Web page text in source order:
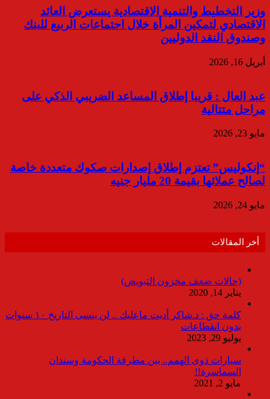
وزير التخطيط والتنمية الاقتصادية يستعرض العائد
الاقتصادي لتمكين المرأة خلال اجتماعات الربيع للبنك
وصندوق النقد الدوليين
أبريل 16, 2026
عبد العال : قريبا إطلاق المساعد الضريبي الذكي على
مراحل متتالية
مايو 23, 2026
“إنكوليس” تعتزم إطلاق إصدارات صكوك متعددة خاصة
لصالح عملائها بقيمة 20 مليار جنيه
مايو 24, 2026
أخر المقالات
(حالات ضعف مخزون التبويض)
يناير 14, 2020
كلمة حق : د.شاكر أديت ماعليك .. لن ينسى التاريخ ١٠ سنوات
بدون انقطاعات
يوليو 29, 2023
سيارات ذوى الهمم.. بين مطرقة الحكومة وسندان
السماسرة!!
مايو 2, 2021